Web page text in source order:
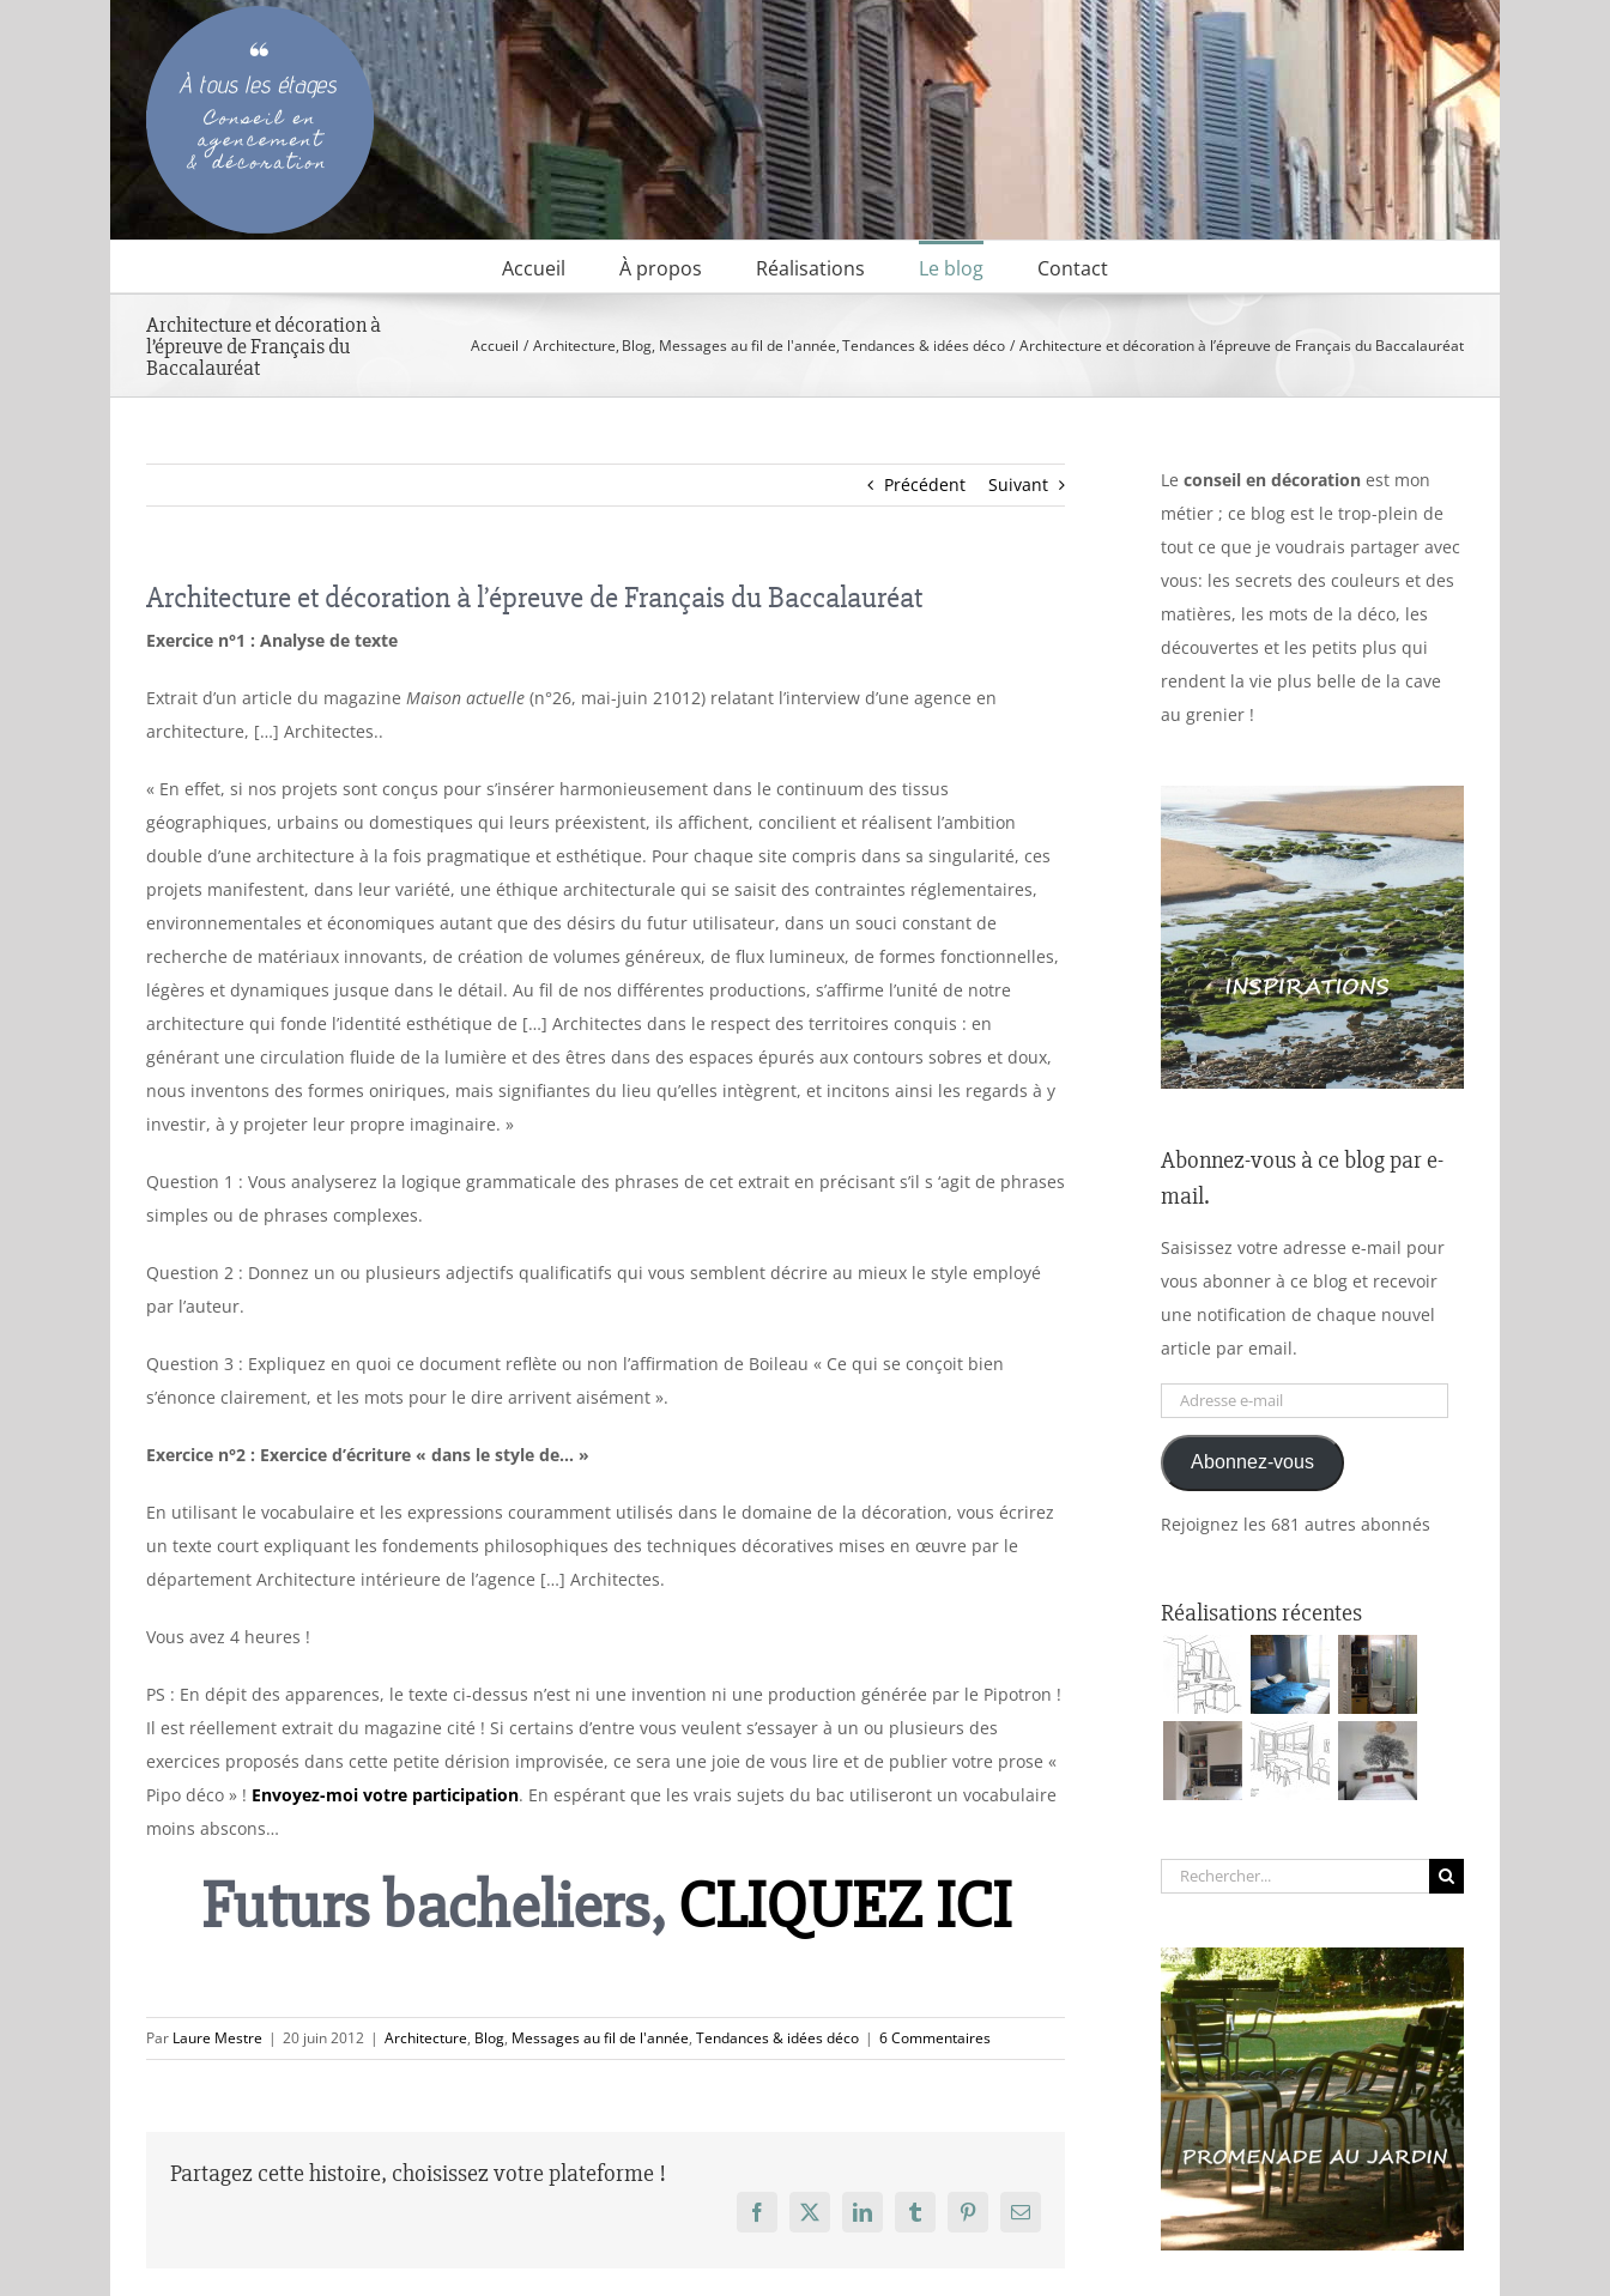
Accueil À propos Réalisations Le blog Contact
Architecture et décoration à
l’épreuve de Français du
Baccalauréat
Accueil Architecture Blog Messages au fil de l'année Tendances & idées déco Architecture et décoration à l’épreuve de Français du Baccalauréat
Précédent Suivant
Architecture et décoration à l’épreuve de Français du Baccalauréat
Exercice n°1 : Analyse de texte
Extrait d’un article du magazine Maison actuelle (n°26, mai-juin 21012) relatant l’interview d’une agence en
architecture, […] Architectes..
« En effet, si nos projets sont conçus pour s’insérer harmonieusement dans le continuum des tissus
géographiques, urbains ou domestiques qui leurs préexistent, ils affichent, concilient et réalisent l’ambition
double d’une architecture à la fois pragmatique et esthétique. Pour chaque site compris dans sa singularité, ces
projets manifestent, dans leur variété, une éthique architecturale qui se saisit des contraintes réglementaires,
environnementales et économiques autant que des désirs du futur utilisateur, dans un souci constant de
recherche de matériaux innovants, de création de volumes généreux, de flux lumineux, de formes fonctionnelles,
légères et dynamiques jusque dans le détail. Au fil de nos différentes productions, s’affirme l’unité de notre
architecture qui fonde l’identité esthétique de […] Architectes dans le respect des territoires conquis : en
générant une circulation fluide de la lumière et des êtres dans des espaces épurés aux contours sobres et doux,
nous inventons des formes oniriques, mais signifiantes du lieu qu’elles intègrent, et incitons ainsi les regards à y
investir, à y projeter leur propre imaginaire. »
Question 1 : Vous analyserez la logique grammaticale des phrases de cet extrait en précisant s’il s ‘agit de phrases
simples ou de phrases complexes.
Question 2 : Donnez un ou plusieurs adjectifs qualificatifs qui vous semblent décrire au mieux le style employé
par l’auteur.
Question 3 : Expliquez en quoi ce document reflète ou non l’affirmation de Boileau « Ce qui se conçoit bien
s’énonce clairement, et les mots pour le dire arrivent aisément ».
Exercice n°2 : Exercice d’écriture « dans le style de… »
En utilisant le vocabulaire et les expressions couramment utilisés dans le domaine de la décoration, vous écrirez
un texte court expliquant les fondements philosophiques des techniques décoratives mises en œuvre par le
département Architecture intérieure de l’agence […] Architectes.
Vous avez 4 heures !
PS : En dépit des apparences, le texte ci-dessus n’est ni une invention ni une production générée par le Pipotron !
Il est réellement extrait du magazine cité ! Si certains d’entre vous veulent s’essayer à un ou plusieurs des
exercices proposés dans cette petite dérision improvisée, ce sera une joie de vous lire et de publier votre prose «
Pipo déco » ! Envoyez-moi votre participation. En espérant que les vrais sujets du bac utiliseront un vocabulaire
moins abscons…
Futurs bacheliers,CLIQUEZ ICI
Par Laure Mestre | 20 juin 2012 | Architecture, Blog, Messages au fil de l'année, Tendances & idées déco | 6 Commentaires
Partagez cette histoire, choisissez votre plateforme !
Facebook
X LinkedInTumblrPinterestEmail
Le conseil en décoration est mon
métier ; ce blog est le trop-plein de
tout ce que je voudrais partager avec
vous: les secrets des couleurs et des
matières, les mots de la déco, les
découvertes et les petits plus qui
rendent la vie plus belle de la cave
au grenier !
Abonnez-vous à ce blog par e-
mail.
Saisissez votre adresse e-mail pour
vous abonner à ce blog et recevoir
une notification de chaque nouvel
article par email.
Adresse
mailAbonnez-vous
Rejoignez les 681 autres abonnés
Réalisations récentes
Rechercher: